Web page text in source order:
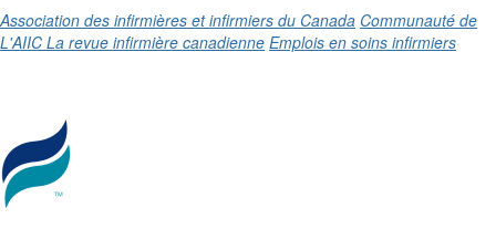
Association des infirmières et infirmiers du Canada Communauté de
L'AIIC La revue infirmière canadienne Emplois en soins infirmiers